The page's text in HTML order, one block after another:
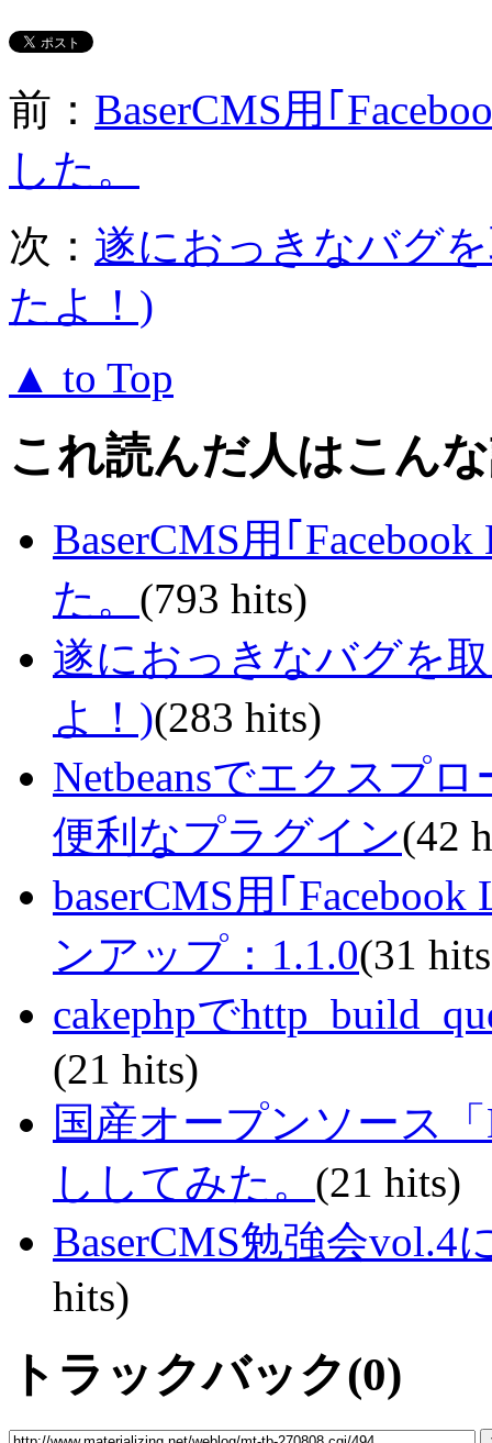
前： BaserCMS用｢
した。
次： 遂におっきなバグ
たよ！)
▲ to Top
これ読んだ人はこん
BaserCMS用｢
た。 (793 hits)
遂におっきなバグを
よ！)(283 hits)
Netbeansでエクスプ
便利なプラグイン(42
baserCMS用｢
ンアップ：1.1.0(31
cakephpで
(21 hits)
国産オープンソース
ししてみた。 (21 hits)
BaserCMS勉強会vol.4
hits)
トラックバック(0)